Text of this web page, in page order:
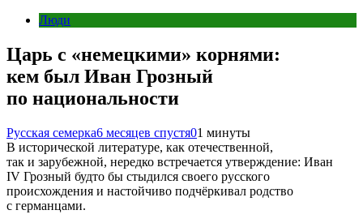
Люди
Царь с «немецкими» корнями:
кем был Иван Грозный
по национальности
Русская семерка6 месяцев спустя01 минуты
В исторической литературе, как отечественной,
так и зарубежной, нередко встречается утверждение: Иван
IV Грозный будто бы стыдился своего русского
происхождения и настойчиво подчёркивал родство
с германцами.